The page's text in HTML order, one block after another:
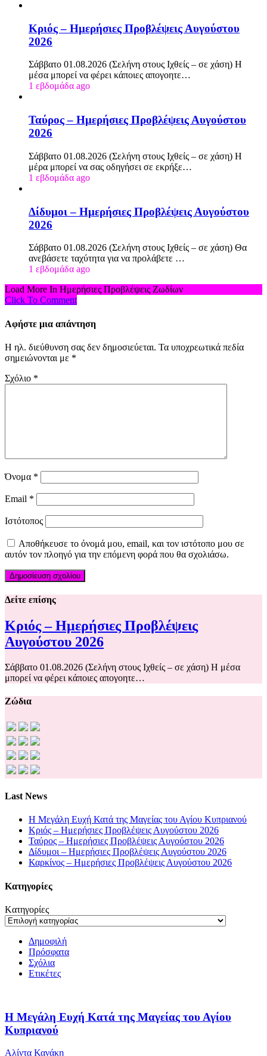
Κριός – Ημερήσιες Προβλέψεις Αυγούστου
2026
Σάββατο 01.08.2026 (Σελήνη στους Ιχθείς – σε χάση) Η
μέσα μπορεί να φέρει κάποιες απογοητε…
1 εβδομάδα ago
Ταύρος – Ημερήσιες Προβλέψεις Αυγούστου
2026
Σάββατο 01.08.2026 (Σελήνη στους Ιχθείς – σε χάση) Η
μέρα μπορεί να σας οδηγήσει σε εκρήξε…
1 εβδομάδα ago
Δίδυμοι – Ημερήσιες Προβλέψεις Αυγούστου
2026
Σάββατο 01.08.2026 (Σελήνη στους Ιχθείς – σε χάση) Θα
ανεβάσετε ταχύτητα για να προλάβετε …
1 εβδομάδα ago
Load More In Ημερήσιες Προβλέψεις Ζωδίων
Click To Comment
Αφήστε μια απάντηση
Η ηλ. διεύθυνση σας δεν δημοσιεύεται. Τα υποχρεωτικά πεδία
σημειώνονται με *
Σχόλιο *
Όνομα *
Email *
Ιστότοπος
Αποθήκευσε το όνομά μου, email, και τον ιστότοπο μου σε
αυτόν τον πλοηγό για την επόμενη φορά που θα σχολιάσω.
Δείτε επίσης
Κριός – Ημερήσιες Προβλέψεις
Αυγούστου 2026
Σάββατο 01.08.2026 (Σελήνη στους Ιχθείς – σε χάση) Η μέσα
μπορεί να φέρει κάποιες απογοητε…
Ζώδια
Last News
Η Μεγάλη Ευχή Κατά της Μαγείας του Αγίου Κυπριανού
Κριός – Ημερήσιες Προβλέψεις Αυγούστου 2026
Ταύρος – Ημερήσιες Προβλέψεις Αυγούστου 2026
Δίδυμοι – Ημερήσιες Προβλέψεις Αυγούστου 2026
Καρκίνος – Ημερήσιες Προβλέψεις Αυγούστου 2026
Kατηγορίες
Kατηγορίες
Δημοφιλή
Πρόσφατα
Σχόλια
Ετικέτες
Η Μεγάλη Ευχή Κατά της Μαγείας του Αγίου
Κυπριανού
Αλίντα Κανάκη